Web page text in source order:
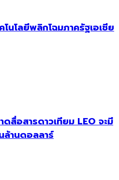
นโลยีพลิกโฉมภาครัฐเอเชีย
อสารดาวเทียม LEO จะมี
ล้านดอลลาร์